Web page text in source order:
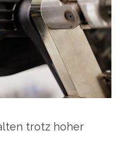
trotz hoher